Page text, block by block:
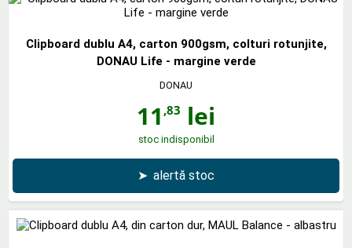
Clipboard dublu A4, carton 900gsm, colturi rotunjite,
DONAU Life - margine verde
DONAU
11 ,83 lei
stoc indisponibil
➤ alertă stoc